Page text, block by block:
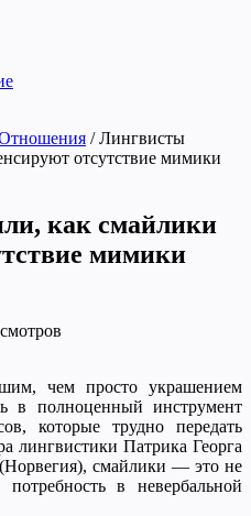
/ Лингвисты
отсутствие мимики
как смайлики
мимики
чем просто украшением
в полноценный инструмент
которые трудно передать
лингвистики Патрика Георга
смайлики — это не
в невербальной